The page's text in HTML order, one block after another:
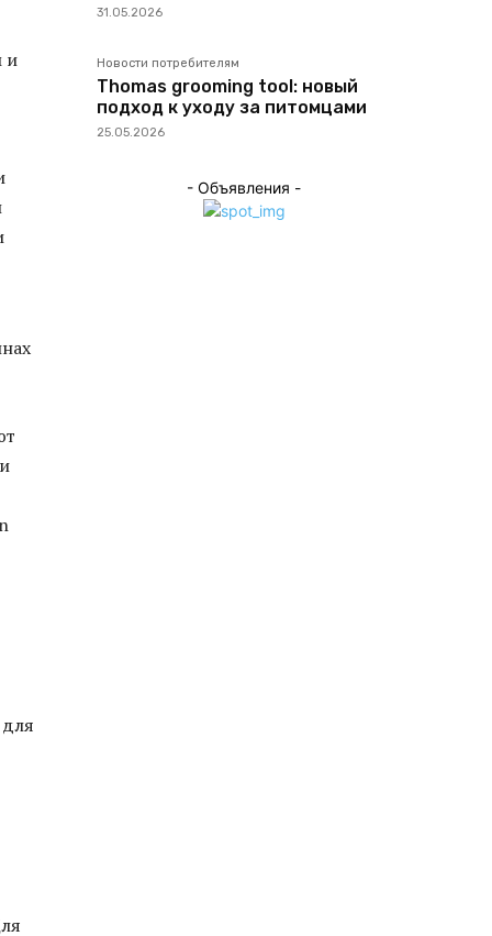
и
31.05.2026
Новости потребителям
Thomas grooming tool: новый
подход к уходу за питомцами
25.05.2026
- Объявления -